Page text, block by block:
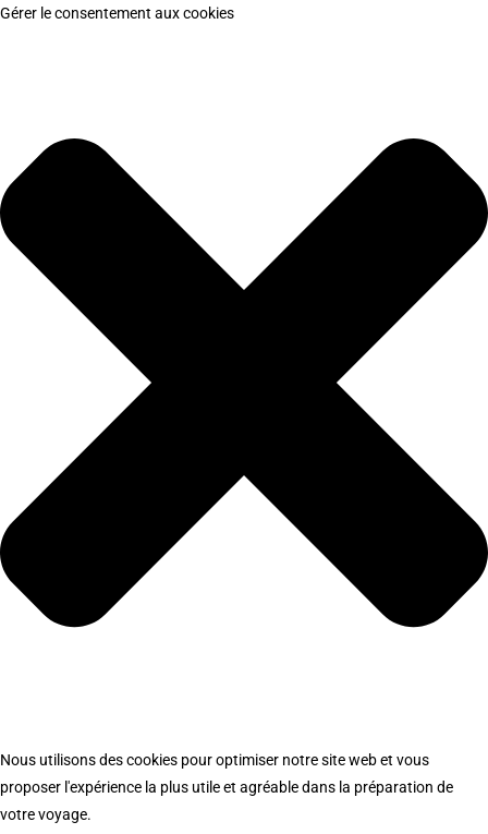
Gérer le consentement aux cookies
Nous utilisons des cookies pour optimiser notre site web et vous
proposer l'expérience la plus utile et agréable dans la préparation de
votre voyage.